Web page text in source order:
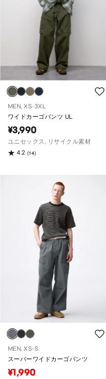
MEN, XS-3XL
ワイドカーゴパンツ UL
¥3,990
ユニセックス, リサイクル素材
4.2 (14)
MEN, XS-S
スーパーワイドカーゴパンツ
¥1,990